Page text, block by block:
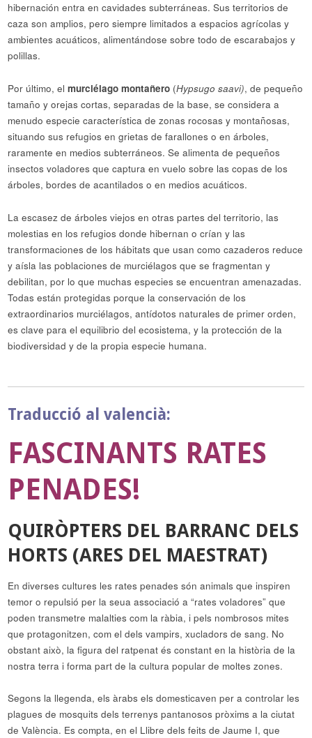
hibernación entra en cavidades subterráneas. Sus territorios de
caza son amplios, pero siempre limitados a espacios agrícolas y
ambientes acuáticos, alimentándose sobre todo de escarabajos y
polillas.
Por último, elmurciélago montañero (Hypsugo saavi), de pequeño
tamaño y orejas cortas, separadas de la base, se considera a
menudo especie característica de zonas rocosas y montañosas,
situando sus refugios en grietas de farallones o en árboles,
raramente en medios subterráneos. Se alimenta de pequeños
insectos voladores que captura en vuelo sobre las copas de los
árboles, bordes de acantilados o en medios acuáticos.
La escasez de árboles viejos en otras partes del territorio, las
molestias en los refugios donde hibernan o crían y las
transformaciones de los hábitats que usan como cazaderos reduce
y aísla las poblaciones de murciélagos que se fragmentan y
debilitan, por lo que muchas especies se encuentran amenazadas.
Todas están protegidas porque la conservación de los
extraordinarios murciélagos, antídotos naturales de primer orden,
es clave para el equilibrio del ecosistema, y la protección de la
biodiversidad y de la propia especie humana.
Traducció al valencià:
FASCINANTS RATES
PENADES!
QUIRÒPTERS DEL BARRANC DELS
HORTS (ARES DEL MAESTRAT)
En diverses cultures les rates penades són animals que inspiren
temor o repulsió per la seua associació a “rates voladores” que
poden transmetre malalties com la ràbia, i pels nombrosos mites
que protagonitzen, com el dels vampirs, xucladors de sang. No
obstant això, la figura del ratpenat és constant en la història de la
nostra terra i forma part de la cultura popular de moltes zones.
Segons la llegenda, els àrabs els domesticaven per a controlar les
plagues de mosquits dels terrenys pantanosos pròxims a la ciutat
de València. Es compta, en el Llibre dels feits de Jaume I, que